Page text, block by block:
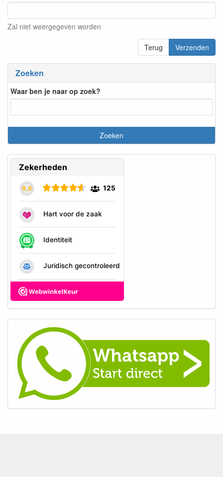
Zoeken
Waar ben je naar op zoek?
Zal niet weergegeven worden
Terug Verzenden